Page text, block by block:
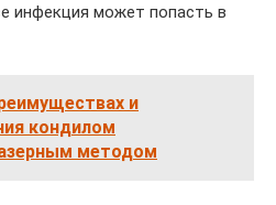
инфекция может попасть в
и
кондилом
методом